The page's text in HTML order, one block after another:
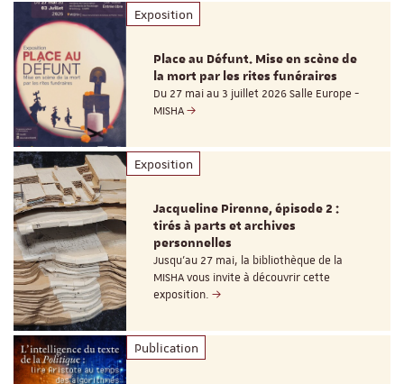
Exposition
Place au Défunt. Mise en scène de
la mort par les rites funéraires
Du 27 mai au 3 juillet 2026 Salle Europe -
MISHA
Exposition
Jacqueline Pirenne, épisode 2 :
tirés à parts et archives
personnelles
Jusqu’au 27 mai, la bibliothèque de la
MISHA vous invite à découvrir cette
exposition.
Publication